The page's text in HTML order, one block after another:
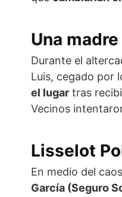
Una
Durante el
Luis, cegado por
el lugar tras
Vecinos
Lisselot
En medio del
García (Seguro